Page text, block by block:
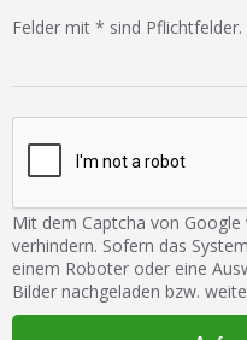
Felder mit * sind Pflichtfelder.
Mit dem Captcha von
verhindern. Sofern das
einem Roboter oder eine
Bilder nachgeladen bzw.